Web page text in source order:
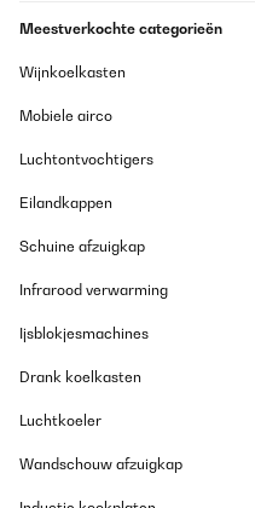
Meestverkochte categorieën
Wijnkoelkasten
Mobiele airco
Luchtontvochtigers
Eilandkappen
Schuine afzuigkap
Infrarood verwarming
Ijsblokjesmachines
Drank koelkasten
Luchtkoeler
Wandschouw afzuigkap